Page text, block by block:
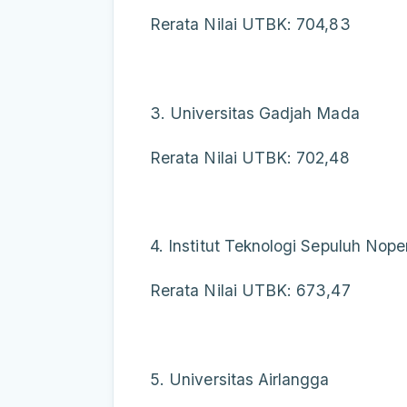
Rerata Nilai UTBK: 704,83
3. Universitas Gadjah Mada
Rerata Nilai UTBK: 702,48
4. Institut Teknologi Sepuluh
Rerata Nilai UTBK: 673,47
5. Universitas Airlangga